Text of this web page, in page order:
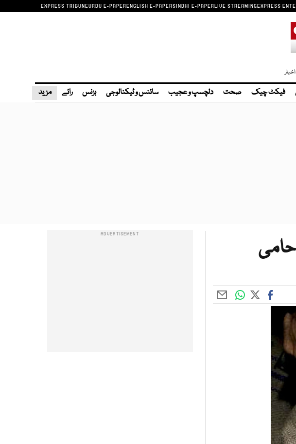
EXPRESS TRIBUNEURDU E-PAPERENGLISH E-PAPERSINDHI E-PAPERLIVE STREAMINGEXPRESS
فیکٹ چیک صحت دلچسپ و عجیب سائنس و ٹیکنالوجی بزنس رائے مزید